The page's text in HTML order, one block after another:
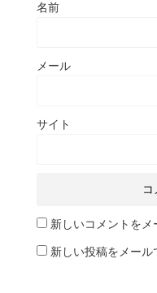
名前
メール
サイト
新しいコメントをメ
新しい投稿をメール